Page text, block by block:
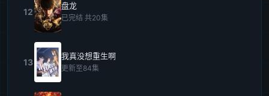
12
盘龙
已完结 共20集
13
我真没想重生啊
更新至84集